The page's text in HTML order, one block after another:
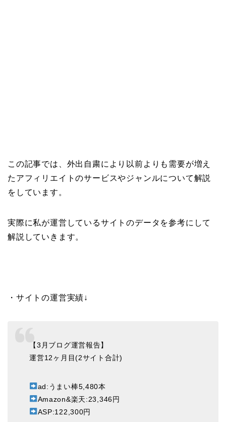
この記事では、外出自粛により以前よりも需要が増え
たアフィリエイトのサービスやジャンルについて解説
をしています。
実際に私が運営しているサイトのデータを参考にして
解説していきます。
・サイトの運営実績↓
【3月ブログ運営報告】
運営12ヶ月目(2サイト合計)
ad:うまい棒5,480本
Amazon&楽天:23,346円
ASP:122,300円